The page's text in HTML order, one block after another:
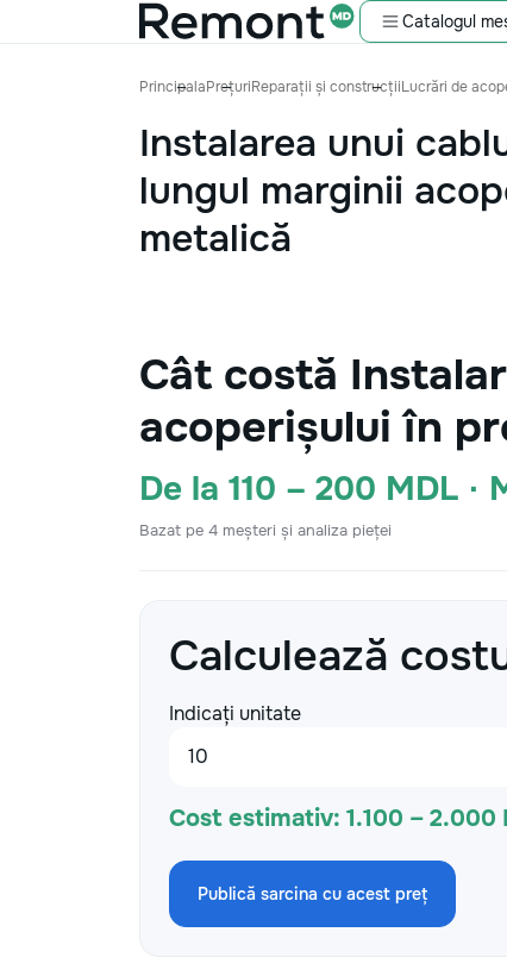
Catalogul
PrincipalaPrețuriReparații și construcțiiLucrări de
Instalarea unui
lungul marginii
metalică
Cât costă
acoperișului în
De la 110 – 200 MDL ·
Bazat pe 4 meșteri și analiza pieței
Calculează
Indicați unitate
Cost estimativ: 1.100 – 2.000
Publică sarcina cu acest preț